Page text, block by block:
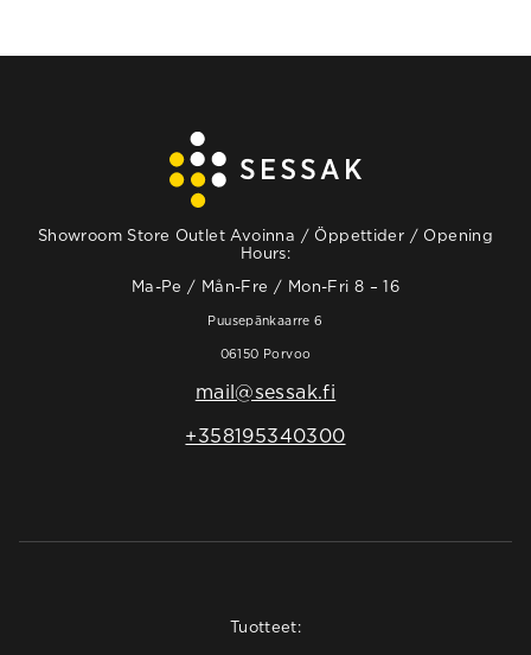
Showroom Store Outlet Avoinna / Öppettider / Opening
Hours:
Ma-Pe / Mån-Fre / Mon-Fri 8 – 16
Puusepänkaarre 6
06150 Porvoo
mail@sessak.fi
+358195340300
Tuotteet: